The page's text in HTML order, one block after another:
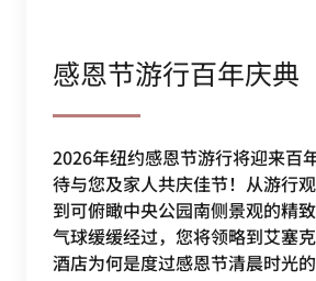
感恩节游行百年庆典
2026年纽约感恩节游行将迎来百
待与您及家人共庆佳节！从游行观
到可俯瞰中央公园南侧景观的精
气球缓缓经过，您将领略到艾塞
酒店为何是度过感恩节清晨时光的